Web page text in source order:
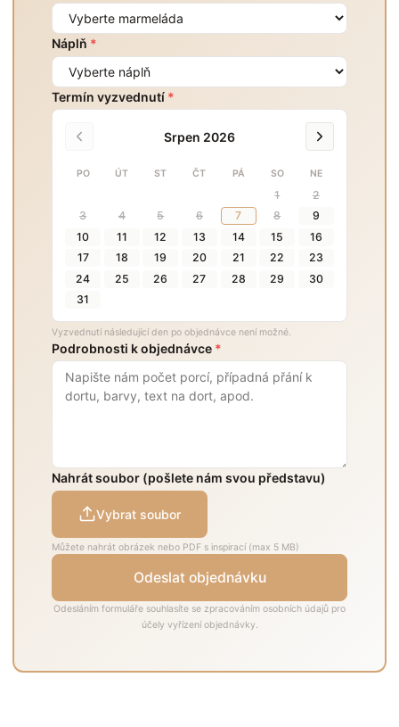
Náplň *
Termín vyzvednutí *
Srpen 2026
PO ÚT ST ČT PÁ SO NE
1
2
3
4 5 6 7 8
9
10
11 12 13 14 15
16
17
18 19 20 21 22
23
24
25 26 27 28 29
30
31
Vyzvednutí následující den po objednávce není možné.
Podrobnosti k objednávce *
Nahrát soubor (pošlete nám svou představu)
Vybrat soubor
Můžete nahrát obrázek nebo PDF s inspirací (max 5 MB)
Odeslat objednávku
Odesláním formuláře souhlasíte se zpracováním osobních údajů pro
účely vyřízení objednávky.